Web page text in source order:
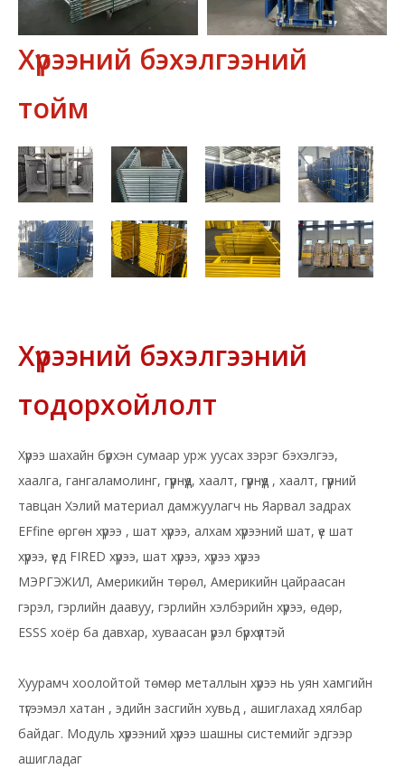
Хүрээний бэхэлгээний
тойм
Хүрээний бэхэлгээний
тодорхойлолт
Хүрээ шахайн бүрхэн сумаар урж уусах зэрэг бэхэлгээ,
хаалга, гангаламолинг, гүүрнүүд, хаалт, гүүрнүүд , хаалт, гүүрний
тавцан Хэлий материал дамжуулагч нь Яарвал задрах
EFfine өргөн хүрээ , шат хүрээ, алхам хүрээний шат, үе шат
хүрээ, үед FIRED хүрээ, шат хүрээ, хүрээ хүрээ
МЭРГЭЖИЛ, Америкийн төрөл, Америкийн цайраасан
гэрэл, гэрлийн даавуу, гэрлийн хэлбэрийн хүрээ, өдөр,
ESSS хоёр ба давхар, хуваасан үрэл бүрхүүлтэй
Хуурамч хоолойтой төмөр металлын хүрээ нь уян хамгийн
түгээмэл хатан , эдийн засгийн хувьд , ашиглахад хялбар
байдаг. Модуль хүрээний хүрээ шашны системийг эдгээр
ашигладаг